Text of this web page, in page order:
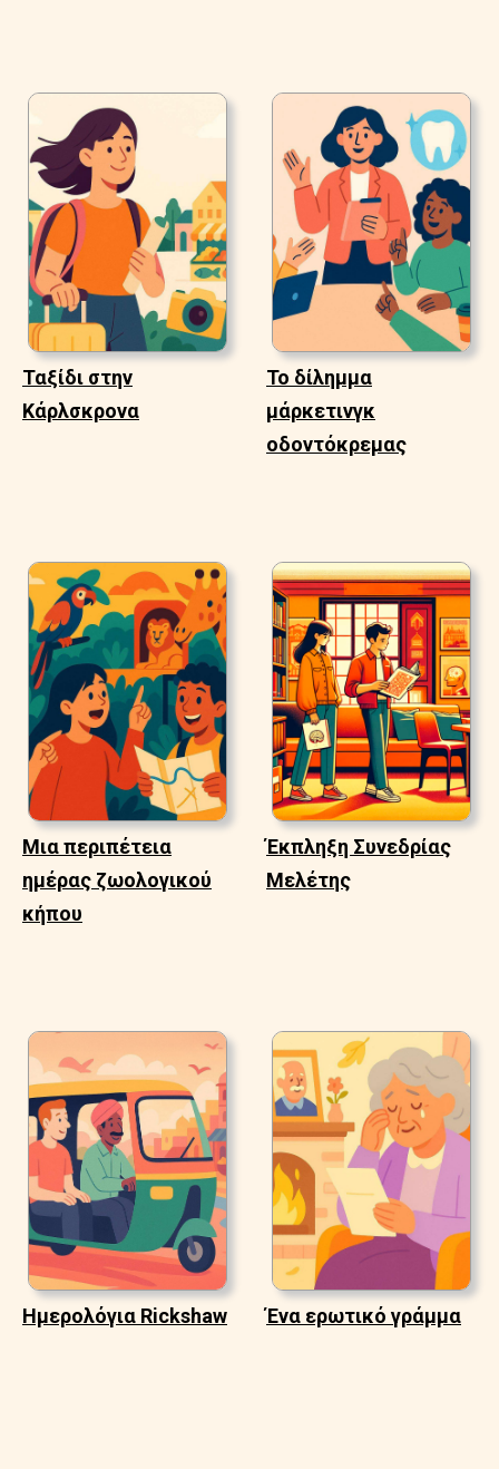
Ταξίδι στην
Κάρλσκρονα
Το δίλημμα
μάρκετινγκ
οδοντόκρεμας
Μια περιπέτεια
ημέρας ζωολογικού
κήπου
Έκπληξη Συνεδρίας
Μελέτης
Ημερολόγια Rickshaw Ένα ερωτικό γράμμα